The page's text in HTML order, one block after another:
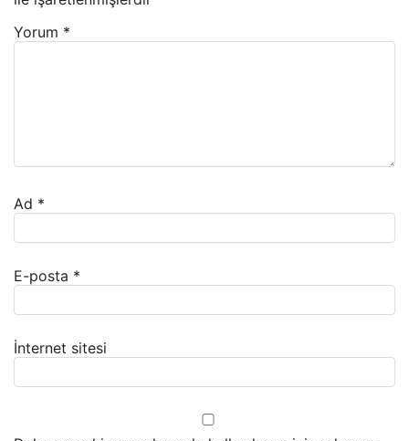
Yorum *
Ad *
E-posta *
İnternet sitesi